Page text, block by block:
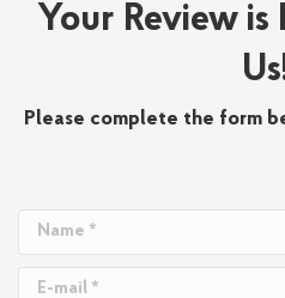
Your Review
Please complete the form
Name *
E-mail *